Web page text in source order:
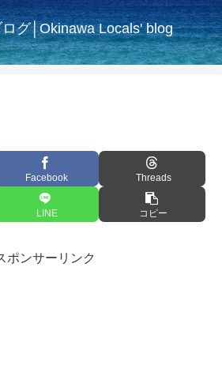
グ│Okinawa Locals' blog
Facebook Threads
LINE コピー
ポンサーリンク